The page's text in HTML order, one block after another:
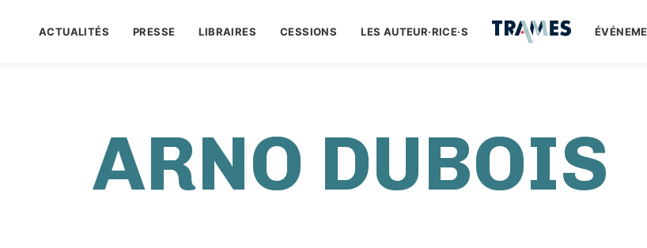
ACTUALITÉS PRESSE LIBRAIRES CESSIONS LES AUTEUR·RICE·S
ARNO DUBOIS